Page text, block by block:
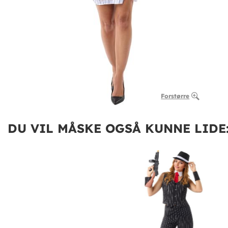
Forstørre
DU VIL MÅSKE OGSÅ KUNNE